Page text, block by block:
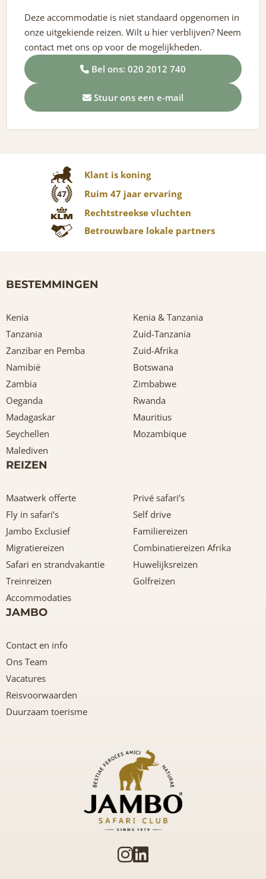
Deze accommodatie is niet standaard opgenomen in
onze uitgekiende reizen. Wilt u hier verblijven? Neem
contact met ons op voor de mogelijkheden.
Bel ons: 020 2012 740
Stuur ons een e-mail
Klant is koning
47
Ruim 47 jaar ervaring
Rechtstreekse vluchten
Betrouwbare lokale partners
BESTEMMINGEN
Kenia
Kenia & Tanzania
Tanzania
Zuid-Tanzania
Zanzibar en Pemba
Zuid-Afrika
Namibië
Botswana
Zambia
Zimbabwe
Oeganda
Rwanda
Madagaskar
Mauritius
Seychellen
Mozambique
Malediven
REIZEN
Maatwerk offerte
Privé safari’s
Fly in safari’s
Self drive
Jambo Exclusief
Familiereizen
Migratiereizen
Combinatiereizen Afrika
Safari en strandvakantie
Huwelijksreizen
Treinreizen
Golfreizen
Accommodaties
JAMBO
Contact en info
Ons Team
Vacatures
Reisvoorwaarden
Duurzaam toerisme